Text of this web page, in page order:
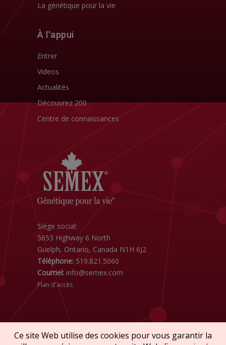
La génétique pour la vie
À l'appui
Entrer
Videos
Actualités
Découvrez 200
Centre de connaissances
Siège social:
5653 Highway 6 North
Guelph, Ontario, Canada N1H 6J2
Téléphone: 519.821.5060
Courriel: info@semex.com
Plan d'accès
Ce site Web utilise des cookies pour vous garantir la